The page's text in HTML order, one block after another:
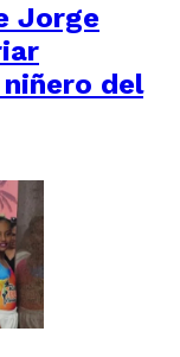
Jorge
niñero del